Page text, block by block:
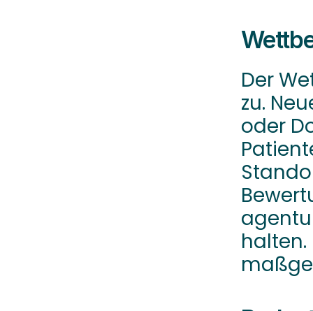
Der
zu.
oder